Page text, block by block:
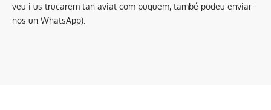
veu i us trucarem tan aviat com puguem, també podeu enviar-
nos un WhatsApp).